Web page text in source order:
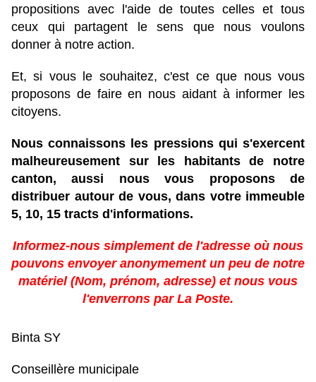
propositions avec l'aide de toutes celles et tous
ceux qui partagent le sens que nous voulons
donner à notre action.
Et, si vous le souhaitez, c'est ce que nous vous
proposons de faire en nous aidant à informer les
citoyens.
Nous connaissons les pressions qui s'exercent
malheureusement sur les habitants de notre
canton, aussi nous vous proposons de
distribuer autour de vous, dans votre immeuble
5, 10, 15 tracts d'informations.
Informez-nous simplement de l'adresse où nous
pouvons envoyer anonymement un peu de notre
matériel (Nom, prénom, adresse) et nous vous
l'enverrons par La Poste.
Binta SY
Conseillère municipale